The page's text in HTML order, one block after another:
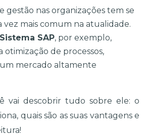
gestão nas organizações tem se
mais comum na atualidade.
Sistema SAP, por exemplo,
de processos,
mercado altamente
vai descobrir tudo sobre ele: o
quais são as suas vantagens e